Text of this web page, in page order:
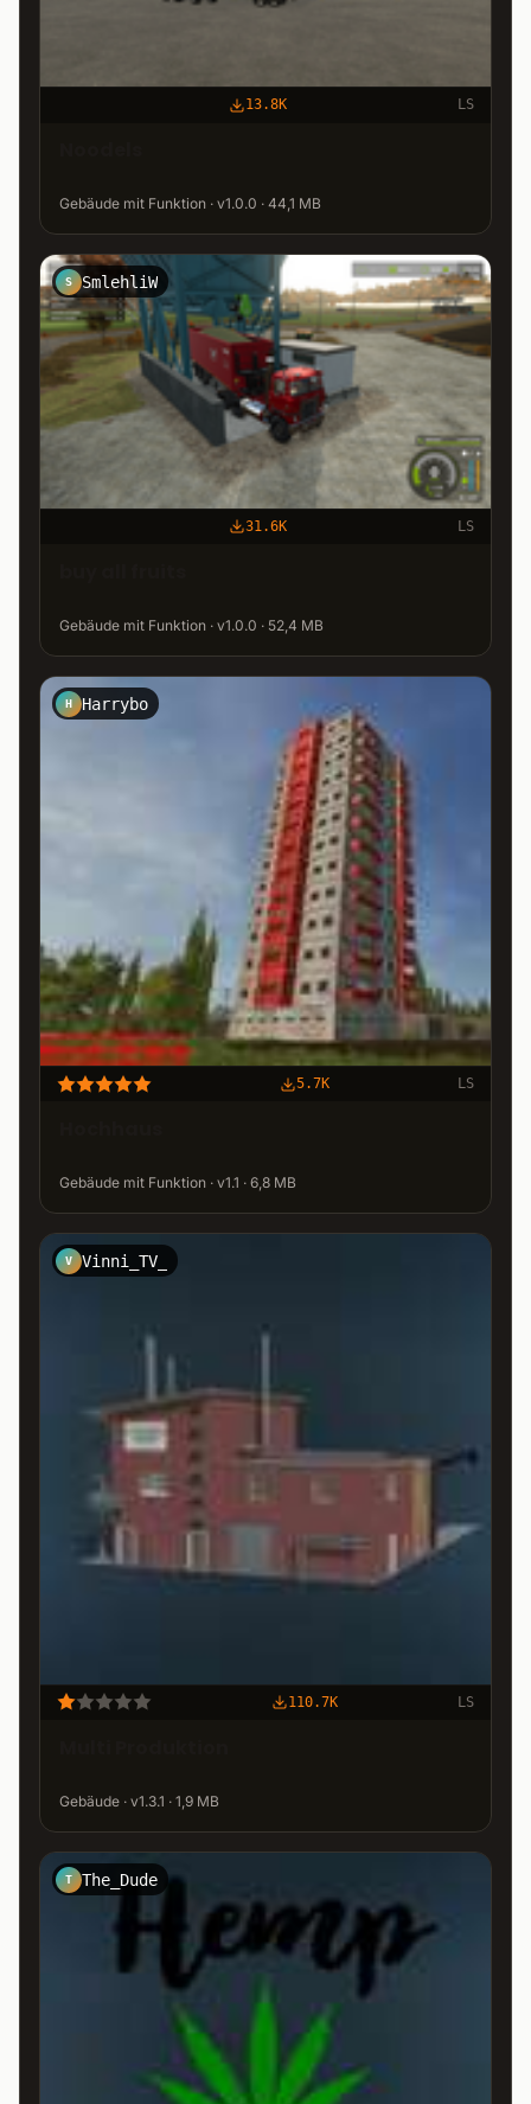
13.8K LS
Gebäude mit Funktion · v1.0.0 · 44,1 MB
S SmlehliW
31.6K LS
Gebäude mit Funktion · v1.0.0 · 52,4 MB
H Harrybo
5.7K LS
Gebäude mit Funktion · v1.1 · 6,8 MB
V Vinni_TV_
110.7K LS
Gebäude · v1.3.1 · 1,9 MB
T The_Dude